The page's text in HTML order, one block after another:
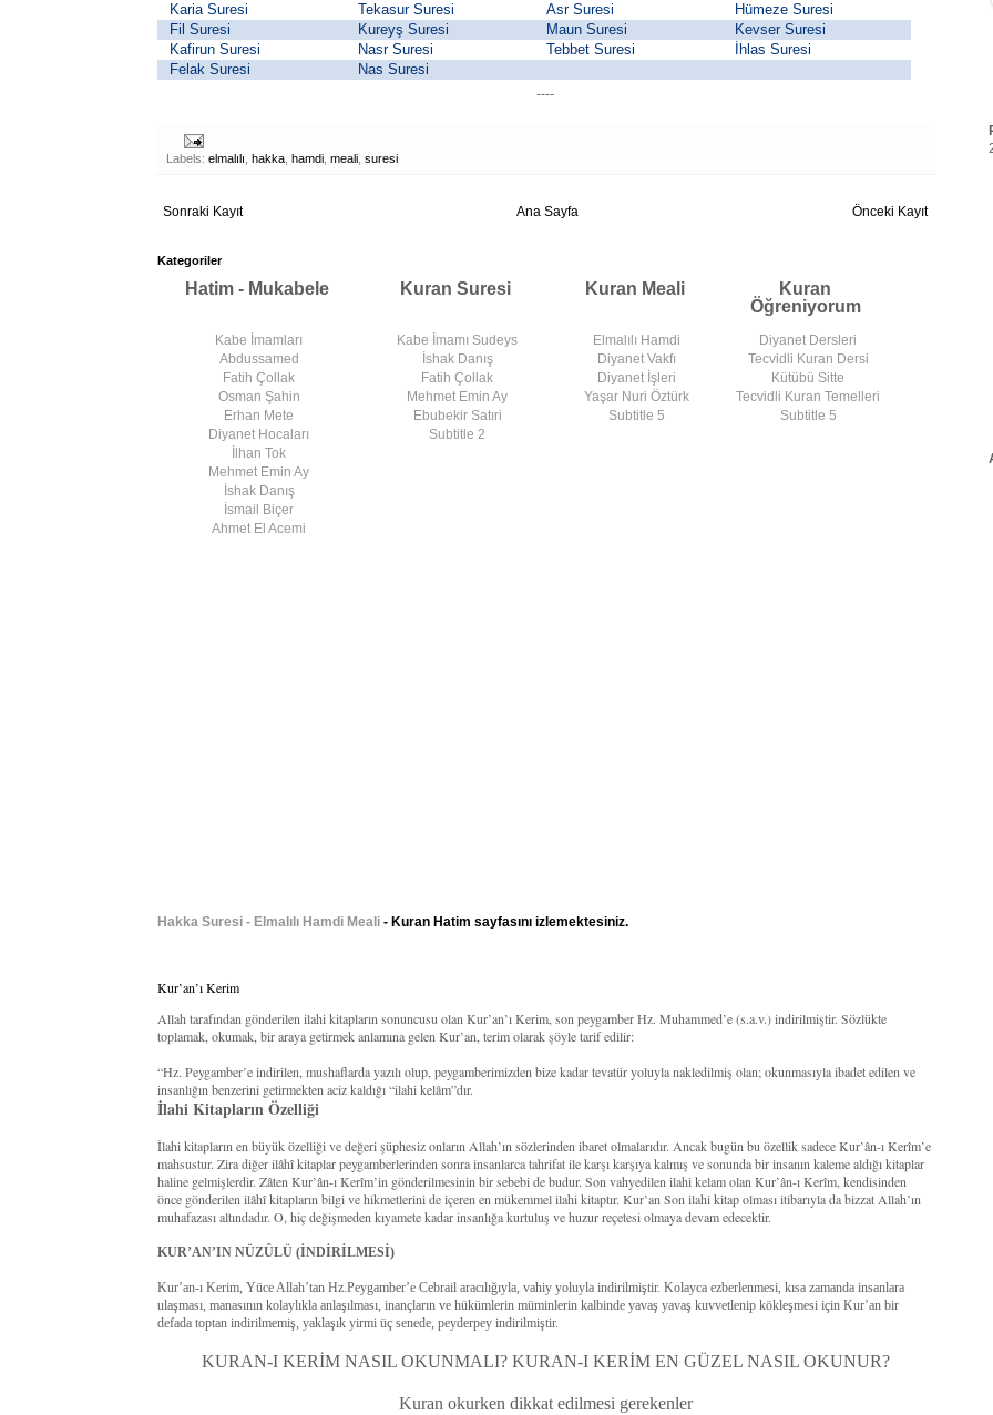
Karia Suresi
Tekasur Suresi Asr Suresi
Hümeze Suresi
Fil Suresi
Kureyş Suresi Maun Suresi
Kevser Suresi
Kafirun Suresi
Nasr Suresi Tebbet Suresi
İhlas Suresi
Felak Suresi
Nas Suresi
----
Labels: elmalılı hakka hamdi meali suresi
Sonraki Kayıt Önceki Kayıt
Ana Sayfa
Kategoriler
Hatim - Mukabele Kuran Suresi Kuran Meali
Kuran
Öğreniyorum
Kabe İmamları
Abdussamed
Fatih Çollak
Osman Şahin
Erhan Mete
Diyanet Hocaları
İlhan Tok
Mehmet Emin Ay
İshak Danış
İsmail Biçer
Ahmet El Acemi
Kabe İmamı Sudeys
İshak Danış
Fatih Çollak
Mehmet Emin Ay
Ebubekir Satıri
Subtitle 2
Elmalılı Hamdi
Diyanet Vakfı
Diyanet İşleri
Yaşar Nuri Öztürk
Subtitle 5
Diyanet Dersleri
Tecvidli Kuran Dersi
Kütübü Sitte
Tecvidli Kuran Temelleri
Subtitle 5
Hakka Suresi - Elmalılı Hamdi Meali - Kuran Hatim sayfasını izlemektesiniz.
Kur’an’ı Kerim
Allah tarafından gönderilen ilahi kitapların sonuncusu olan Kur’an’ı Kerim, son peygamber Hz. Muhammed’e (s.a.v.) indirilmiştir. Sözlükte
toplamak, okumak, bir araya getirmek anlamına gelen Kur’an, terim olarak şöyle tarif edilir:
“Hz. Peygamber’e indirilen, mushaflarda yazılı olup, peygamberimizden bize kadar tevatür yoluyla nakledilmiş olan; okunmasıyla ibadet edilen ve
insanlığın benzerini getirmekten aciz kaldığı “ilahi kelâm”dır.
İlahi Kitapların Özelliği
İlahi kitapların en büyük özelliği ve değeri şüphesiz onların Allah’ın sözlerinden ibaret olmalarıdır. Ancak bugün bu özellik sadece Kur’ân-ı Kerîm’e
mahsustur. Zira diğer ilâhî kitaplar peygamberlerinden sonra insanlarca tahrifat ile karşı karşıya kalmış ve sonunda bir insanın kaleme aldığı kitaplar
haline gelmişlerdir. Zâten Kur’ân-ı Kerîm’in gönderilmesinin bir sebebi de budur. Son vahyedilen ilahi kelam olan Kur’ân-ı Kerîm, kendisinden
önce gönderilen ilâhî kitapların bilgi ve hikmetlerini de içeren en mükemmel ilahi kitaptır. Kur’an Son ilahi kitap olması itibarıyla da bizzat Allah’ın
muhafazası altındadır. O, hiç değişmeden kıyamete kadar insanlığa kurtuluş ve huzur reçetesi olmaya devam edecektir.
KUR’AN’IN NÜZÛLÜ (İNDİRİLMESİ)
Kur’an-ı Kerim, Yüce Allah’tan Hz.Peygamber’e Cebrail aracılığıyla, vahiy yoluyla indirilmiştir. Kolayca ezberlenmesi, kısa zamanda insanlara
ulaşması, manasının kolaylıkla anlaşılması, inançların ve hükümlerin müminlerin kalbinde yavaş yavaş kuvvetlenip kökleşmesi için Kur’an bir
defada toptan indirilmemiş, yaklaşık yirmi üç senede, peyderpey indirilmiştir.
KURAN-I KERİM NASIL OKUNMALI? KURAN-I KERİM EN GÜZEL NASIL OKUNUR?
Kuran okurken dikkat edilmesi gerekenler